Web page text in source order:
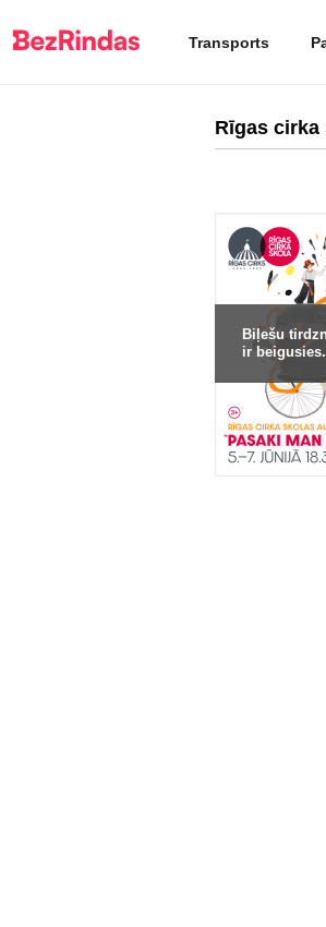
Transports
Rīgas cirka
Biļešu
ir beigusies.